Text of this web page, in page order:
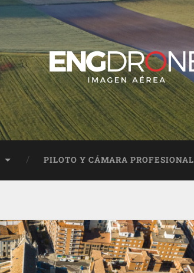
PILOTO Y CÁMARA PROFESIONAL